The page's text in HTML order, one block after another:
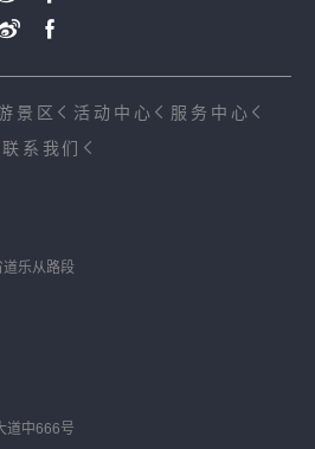
景区 活动中心
服务中心
联系我们
乐从路段
道中666号